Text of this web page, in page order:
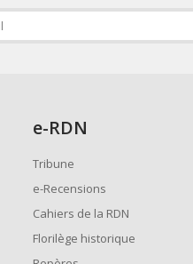
e-RDN
Tribune
e-Recensions
Cahiers de la RDN
Florilège historique